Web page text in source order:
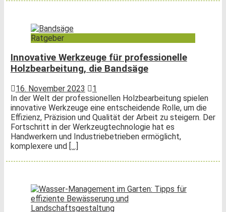
Ratgeber
Innovative Werkzeuge für professionelle
Holzbearbeitung, die Bandsäge
16. November 2023
1
In der Welt der professionellen Holzbearbeitung spielen
innovative Werkzeuge eine entscheidende Rolle, um die
Effizienz, Präzision und Qualität der Arbeit zu steigern. Der
Fortschritt in der Werkzeugtechnologie hat es
Handwerkern und Industriebetrieben ermöglicht,
komplexere und […]